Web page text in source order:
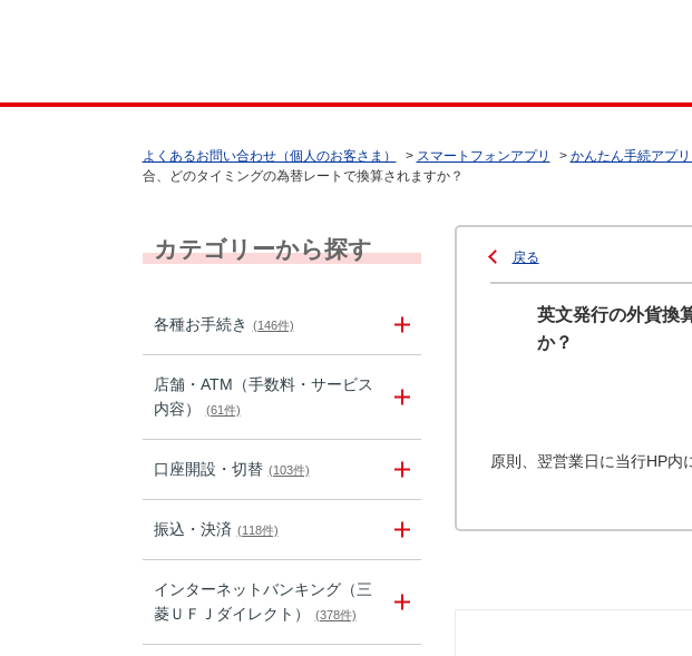
よくあるお問い合わせ（個人のお客さま） > スマートフォンアプリ > かんたん手続アプ
合、どのタイミングの為替レートで換算されますか？
カテゴリーから探す
各種お手続き (146件)
店舗・ATM（手数料・サービス
内容）
(61件)
口座開設・切替 (103件)
振込・決済 (118件)
インターネットバンキング（三
菱ＵＦＪダイレクト）
(378件)
戻る
英文発行の外貨換
か？
原則、翌営業日に当行HP内